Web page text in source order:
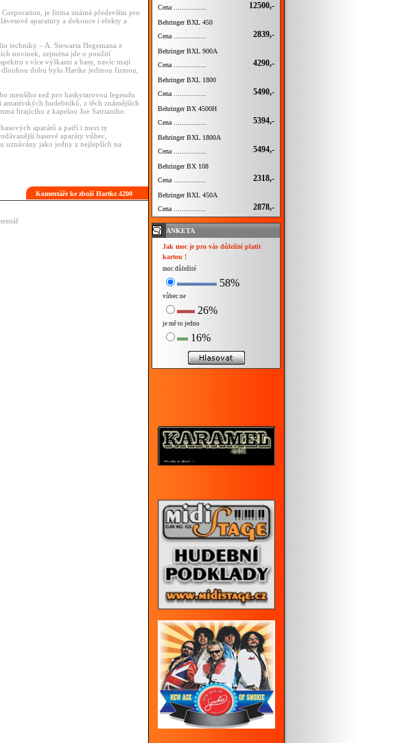
Corporation, je firma známá především pro
aparatury a dokonce i efekty a
techniky – A. Stewarta Hegemana z
novinek, zejména jde o použití
s více výškami a basy, navíc mají
dlouhou dobu bylo Hartke jedinou firmou,
menšího než pro baskytarovou legendu
hudebníků, z těch známějších
hrajícího z kapelou Joe Satrianiho.
aparátů a patří i mezi ty
basové aparáty vůbec,
jako jedny z nejlepších na
Komentáře ke zboží Hartke 4200
Cena ................
12500,-
Behringer BXL 450
Cena ................
2839,-
Behringer BXL 900A
Cena ................
4290,-
Behringer BXL 1800
Cena ................
5490,-
Behringer BX 4500H
Cena ................
5394,-
Behringer BXL 1800A
Cena ................
5494,-
Behringer BX 108
Cena ................
2318,-
Behringer BXL 450A
Cena ................
2878,-
ANKETA
Jak moc je pro vás důležité platit
kartou !
moc důležité
58%
vůbec ne
26%
je mě to jedno
16%